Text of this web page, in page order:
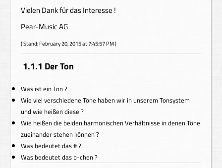
Vielen Dank für das Interesse !
Pear-Music AG
( Stand: February 20, 2015 at 7:45:57 PM )
1.1.1 Der Ton
Was ist ein Ton ?
Wie viel verschiedene Töne haben wir in unserem Tonsystem
und wie heißen diese ?
Wie heißen die beiden harmonischen Verhältnisse in denen Töne
zueinander stehen können ?
Was bedeutet das # ?
Was bedeutet das b-chen ?